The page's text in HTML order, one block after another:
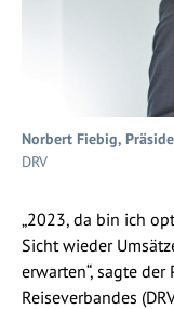
Norbert Fiebig,
DRV
„2023, da bin ich
Sicht wieder
erwarten“, sagte
Reiseverbandes